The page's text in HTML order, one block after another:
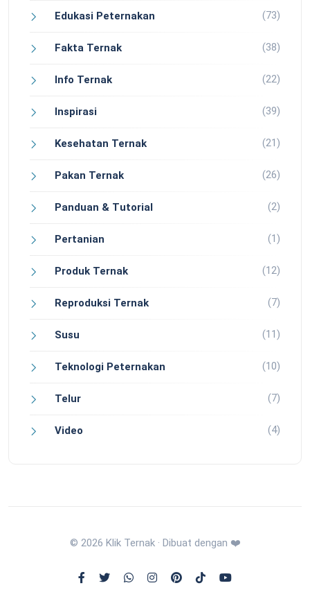
Edukasi Peternakan (73)
Fakta Ternak (38)
Info Ternak (22)
Inspirasi (39)
Kesehatan Ternak (21)
Pakan Ternak (26)
Panduan & Tutorial (2)
Pertanian (1)
Produk Ternak (12)
Reproduksi Ternak (7)
Susu (11)
Teknologi Peternakan (10)
Telur (7)
Video (4)
© 2026 Klik Ternak · Dibuat dengan ❤️